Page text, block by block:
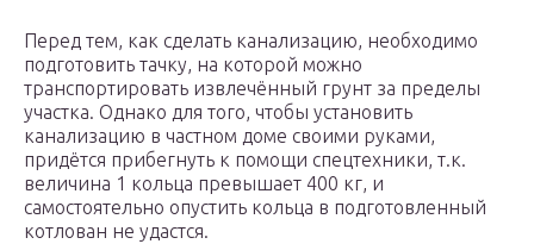
Перед тем, как сделать канализацию, необходимо
подготовить тачку, на которой можно
транспортировать извлечённый грунт за пределы
участка. Однако для того, чтобы установить
канализацию в частном доме своими руками,
придётся прибегнуть к помощи спецтехники, т.к.
величина 1 кольца превышает 400 кг, и
самостоятельно опустить кольца в подготовленный
котлован не удастся.